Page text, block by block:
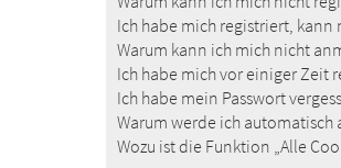
Ich habe mich registriert,
Warum kann ich mich nicht
Ich habe mich vor einiger Zeit
Ich habe mein Passwort
Warum werde ich automatisch
Wozu ist die Funktion „Alle